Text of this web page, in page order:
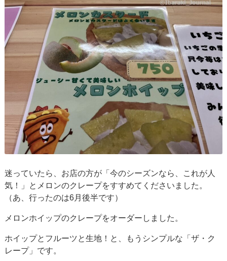
迷っていたら、お店の方が「今のシーズンなら、これが人
気！」とメロンのクレープをすすめてくださいました。
（あ、行ったのは6月後半です）
メロンホイップのクレープをオーダーしました。
ホイップとフルーツと生地！と、もうシンプルな「ザ・ク
レープ」です。